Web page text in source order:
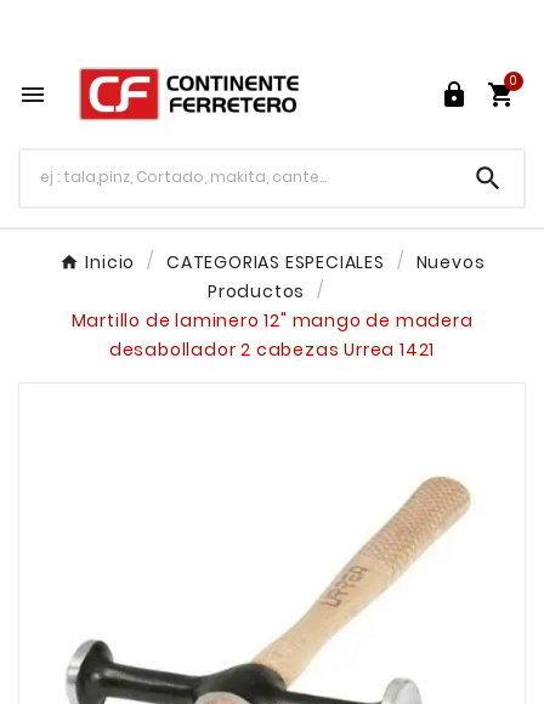
  
0

Inicio CATEGORIAS ESPECIALES
Nuevos
Productos
Martillo de laminero 12" mango de madera
desabollador 2 cabezas Urrea 1421